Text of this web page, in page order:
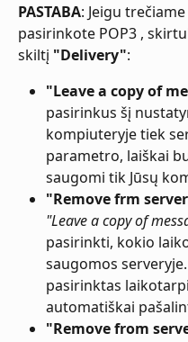
PASTABA: Jeigu
pasirinkote POP3 ,
skiltį "Delivery":
"Leave a copy of
pasirinkus šį
kompiuteryje tiek
parametro, laiškai
saugomi tik Jūsų
"Remove frm
"Leave a copy of
pasirinkti, kokio
saugomos
pasirinktas
automatiškai
"Remove from